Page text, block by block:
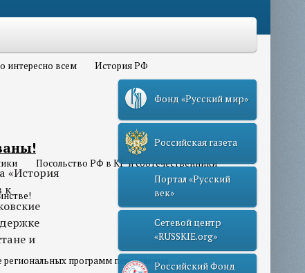
интересно всем История РФ
Посольство РФ в КР и соотечественники
программ переселения
«История
к
и
Фонд «Русский мир»
Российская газета
Портал «Русский
век»
Сетевой центр
«RUSSKIE.org»
Российский Фонд